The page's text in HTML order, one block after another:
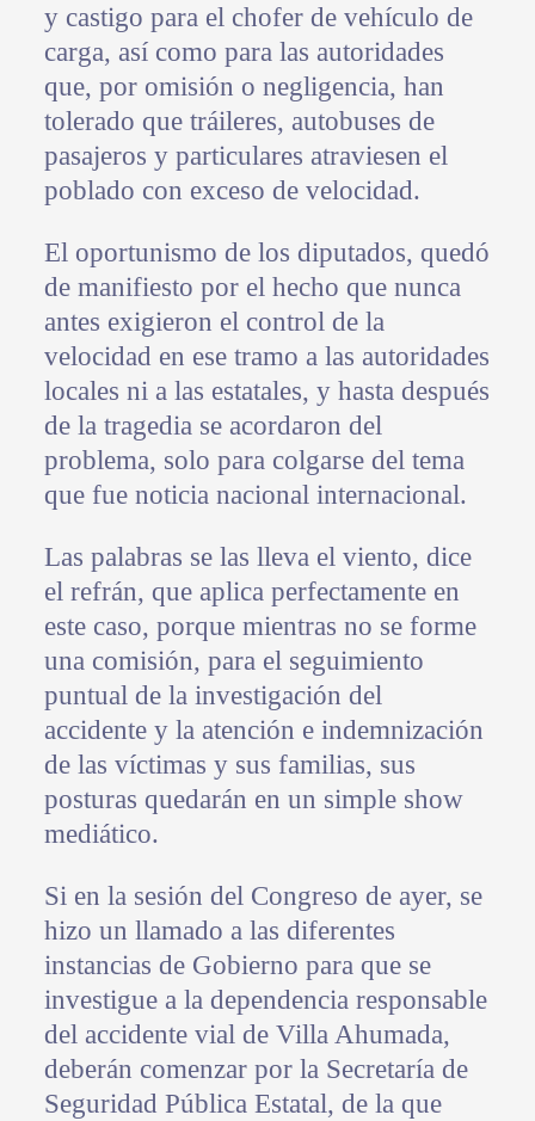
y castigo para el chofer de vehículo de
carga, así como para las autoridades
que, por omisión o negligencia, han
tolerado que tráileres, autobuses de
pasajeros y particulares atraviesen el
poblado con exceso de velocidad.
El oportunismo de los diputados, quedó
de manifiesto por el hecho que nunca
antes exigieron el control de la
velocidad en ese tramo a las autoridades
locales ni a las estatales, y hasta después
de la tragedia se acordaron del
problema, solo para colgarse del tema
que fue noticia nacional internacional.
Las palabras se las lleva el viento, dice
el refrán, que aplica perfectamente en
este caso, porque mientras no se forme
una comisión, para el seguimiento
puntual de la investigación del
accidente y la atención e indemnización
de las víctimas y sus familias, sus
posturas quedarán en un simple show
mediático.
Si en la sesión del Congreso de ayer, se
hizo un llamado a las diferentes
instancias de Gobierno para que se
investigue a la dependencia responsable
del accidente vial de Villa Ahumada,
deberán comenzar por la Secretaría de
Seguridad Pública Estatal, de la que